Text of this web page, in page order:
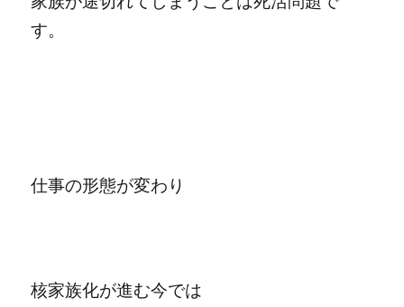
す。
仕事の形態が変わり
核家族化が進む今では